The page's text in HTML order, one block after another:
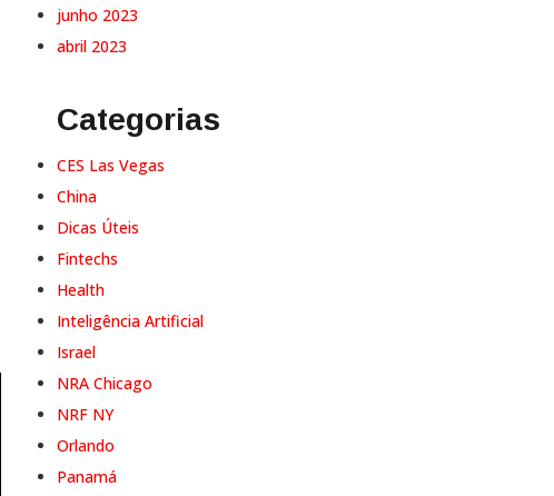
junho 2023
abril 2023
Categorias
CES Las Vegas
China
Dicas Úteis
Fintechs
Health
Inteligência Artificial
Israel
NRA Chicago
NRF NY
Orlando
Panamá